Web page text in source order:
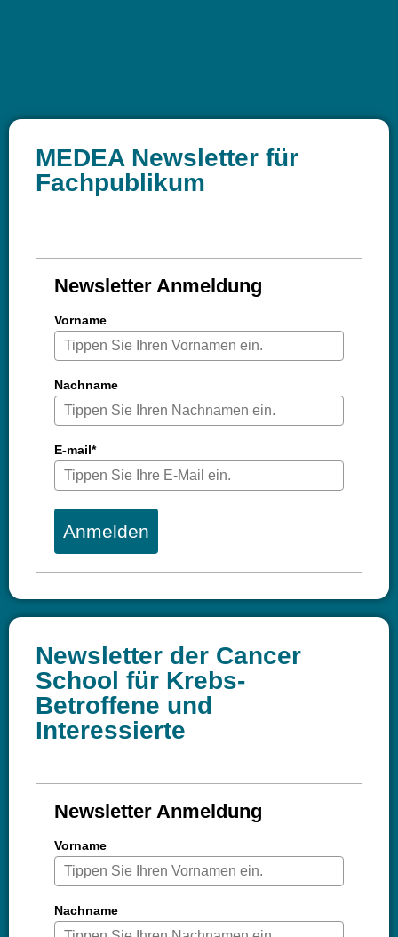
MEDEA Newsletter für
Fachpublikum
Newsletter Anmeldung
Vorname
Nachname
E-mail*
Anmelden
Newsletter der Cancer
School für Krebs-
Betroffene und
Interessierte
Newsletter Anmeldung
Vorname
Nachname